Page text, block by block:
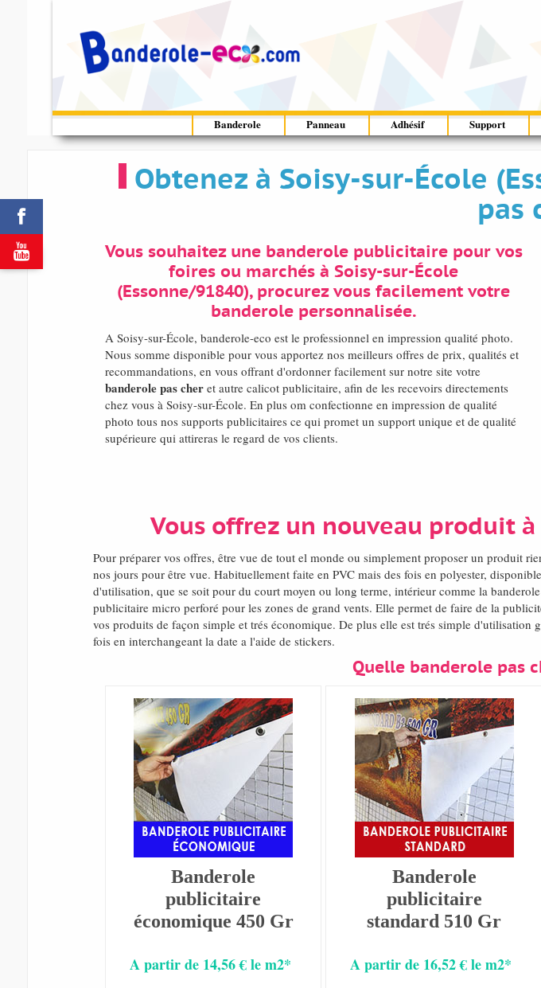


Banderole Panneau Adhésif Support
Obtenez à Soisy-sur-École
pas
Vous souhaitez une banderole publicitaire pour vos
foires ou marchés à Soisy-sur-École
(Essonne/91840), procurez vous facilement votre
banderole personnalisée.
A Soisy-sur-École, banderole-eco est le professionnel en impression qualité photo.
Nous somme disponible pour vous apportez nos meilleurs offres de prix, qualités et
recommandations, en vous offrant d'ordonner facilement sur notre site votre
banderole pas cheret autre calicot publicitaire, afin de les recevoirs directements
chez vous à Soisy-sur-École. En plus om confectionne en impression de qualité
photo tous nos supports publicitaires ce qui promet un support unique et de qualité
supérieure qui attireras le regard de vos clients.
Vous offrez un nouveau produit
Pour préparer vos offres, être vue de tout el monde ou simplement proposer un produit
nos jours pour être vue. Habituellement faite en PVC mais des fois en polyester,
d'utilisation, que se soit pour du court moyen ou long terme, intérieur comme la
publicitaire micro perforé pour les zones de grand vents. Elle permet de faire de la
vos produits de façon simple et trés économique. De plus elle est trés simple
fois en interchangeant la date a l'aide de stickers.
Quelle banderole pas
Banderole
publicitaire
économique 450 Gr
A partir de 14,56 € le m2*
Banderole
publicitaire
standard 510 Gr
A partir de 16,52 € le m2*